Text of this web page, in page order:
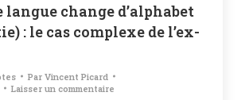
langue change d’alphabet
: le cas complexe de l’ex-
Par Vincent Picard
Laisser un commentaire